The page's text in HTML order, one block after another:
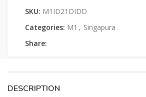
SKU: M1ID21DIDD
Categories: M1 , Singapura
Share:
DESCRIPTION